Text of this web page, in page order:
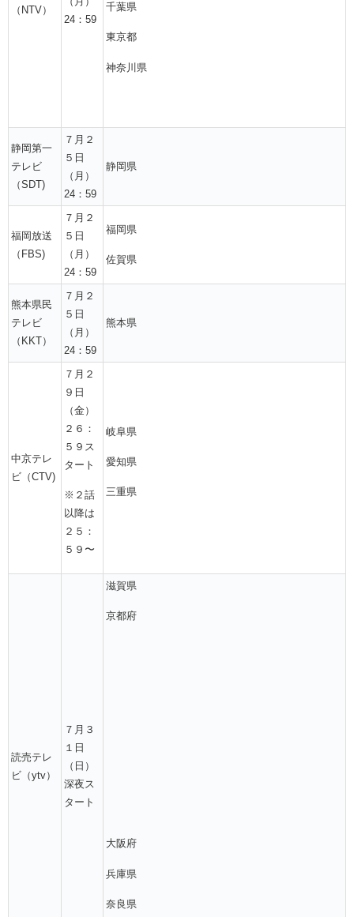
（NTV）
24：59
千葉県
東京都
神奈川県
静岡第一
テレビ
（SDT)
７月２
５日
（月）
24：59
静岡県
福岡放送
（FBS)
７月２
５日
（月）
24：59
福岡県
佐賀県
熊本県民
テレビ
（KKT）
７月２
５日
（月）
24：59
熊本県
中京テレ
ビ（CTV)
７月２
９日
（金）
２６：
５９ス
タート
※２話
以降は
２５：
５９〜
岐阜県
愛知県
三重県
読売テレ
ビ（ytv）
７月３
１日
（日）
深夜ス
タート
滋賀県
京都府
大阪府
兵庫県
奈良県